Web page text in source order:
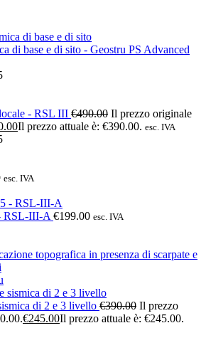
di base e di sito - Geostru PS Advanced
- RSL III €490.00 Il prezzo originale
Il prezzo attuale è: €390.00. esc. IVA
esc. IVA
RSL-III-A €199.00 esc. IVA
topografica in presenza di scarpate e
di 2 e 3 livello €390.00 Il prezzo
€245.00Il prezzo attuale è: €245.00.